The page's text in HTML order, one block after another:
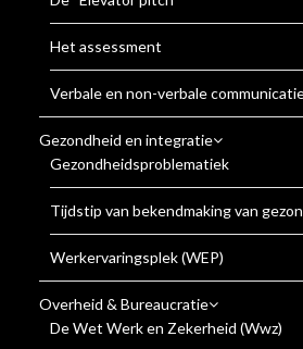
Het assessment
Verbale en non-verbale
Gezondheid en integratie
Gezondheidsproblematiek
Tijdstip van bekendmaking van
Werkervaringsplek (WEP)
Overheid & Bureaucratie
De Wet Werk en Zekerheid (Wwz)